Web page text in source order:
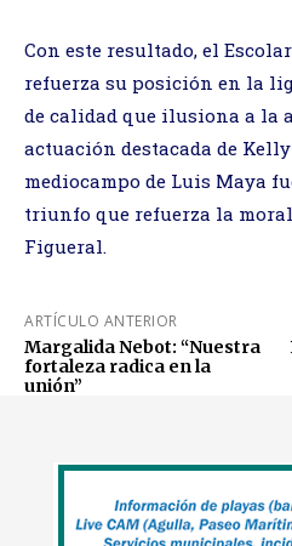
Con este resultado, el
refuerza su posición en la
de calidad que ilusiona a la
actuación destacada de
mediocampo de Luis Maya
triunfo que refuerza la
Figueral.
ARTÍCULO ANTERIOR
Margalida Nebot: “Nuestra
fortaleza radica en la
unión”